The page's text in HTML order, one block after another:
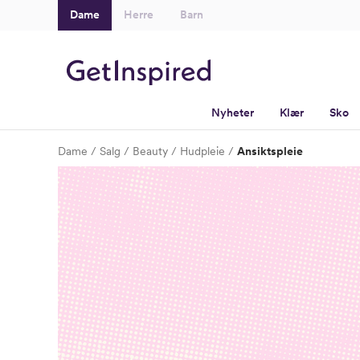
Dame Herre Barn
Nyheter Klær Sko
Dame Salg Beauty Hudpleie Ansiktspleie